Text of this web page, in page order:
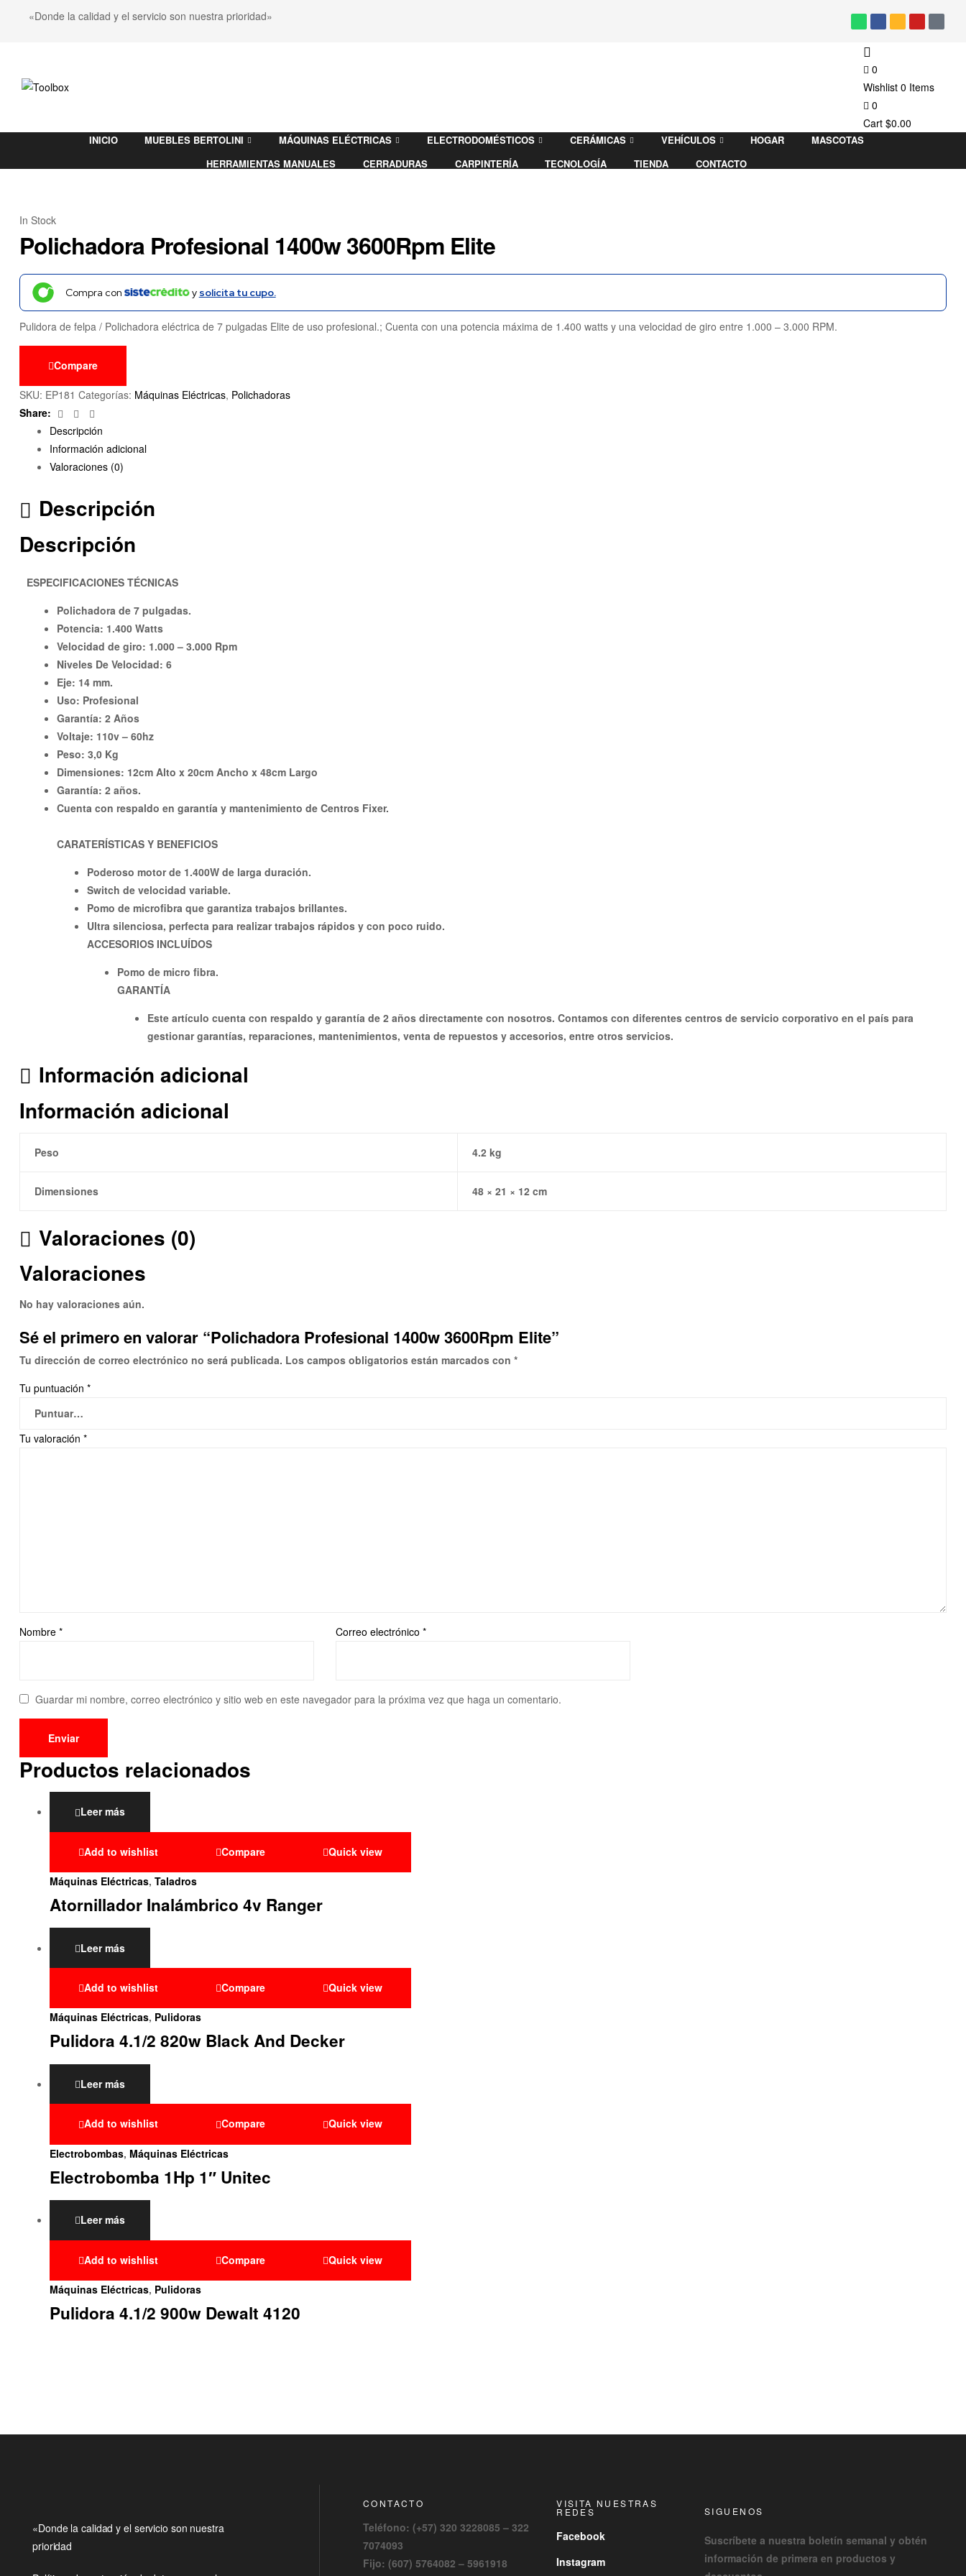
«Donde la calidad y el servicio son nuestra prioridad»
0
Wishlist 0 Items
0
Cart $0.00
INICIO MUEBLES BERTOLINI MÁQUINAS ELÉCTRICAS ELECTRODOMÉSTICOS CERÁMICAS VEHÍCULOS HOGAR
MASCOTAS
HERRAMIENTAS MANUALES
CERRADURAS CARPINTERÍA TECNOLOGÍA TIENDA CONTACTO
In Stock
Polichadora Profesional 1400w 3600Rpm Elite
Compra con y solicita tu cupo.
Pulidora de felpa / Polichadora eléctrica de 7 pulgadas Elite de uso profesional.; Cuenta con una potencia máxima de 1.400 watts y una velocidad de giro entre 1.000 – 3.000 RPM.
Compare
SKU: EP181 Categorías: Máquinas Eléctricas, Polichadoras
Share:
Facebook
Twitter
Descripción
Información adicional
Valoraciones (0)
Descripción
Descripción
ESPECIFICACIONES TÉCNICAS
Polichadora de 7 pulgadas.
Potencia: 1.400 Watts
Velocidad de giro: 1.000 – 3.000 Rpm
Niveles De Velocidad: 6
Eje: 14 mm.
Uso: Profesional
Garantía: 2 Años
Voltaje: 110v – 60hz
Peso: 3,0 Kg
Dimensiones: 12cm Alto x 20cm Ancho x 48cm Largo
Garantía: 2 años.
Cuenta con respaldo en garantía y mantenimiento de Centros Fixer.
CARATERÍSTICAS Y BENEFICIOS
Poderoso motor de 1.400W de larga duración.
Switch de velocidad variable.
Pomo de microfibra que garantiza trabajos brillantes.
Ultra silenciosa, perfecta para realizar trabajos rápidos y con poco ruido.
ACCESORIOS INCLUÍDOS
Pomo de micro fibra.
GARANTÍA
Este artículo cuenta con respaldo y garantía de 2 años directamente con nosotros. Contamos con diferentes centros de servicio corporativo en el país para
gestionar garantías, reparaciones, mantenimientos, venta de repuestos y accesorios, entre otros servicios.
Información adicional
Información adicional
Peso 4.2 kg
Dimensiones 48 × 21 × 12 cm
Valoraciones (0)
Valoraciones
No hay valoraciones aún.
Sé el primero en valorar “Polichadora Profesional 1400w 3600Rpm Elite”
Tu dirección de correo electrónico no será publicada. Los campos obligatorios están marcados con *
Tu puntuación *
Tu valoración *
Nombre * Correo electrónico *
Guardar mi nombre, correo electrónico y sitio web en este navegador para la próxima vez que haga un comentario.
Productos relacionados
Leer más
Add to wishlist Compare Quick view
Máquinas Eléctricas, Taladros
Atornillador Inalámbrico 4v Ranger
Leer más
Add to wishlist Compare Quick view
Máquinas Eléctricas, Pulidoras
Pulidora 4.1/2 820w Black And Decker
Leer más
Add to wishlist Compare Quick view
Electrobombas, Máquinas Eléctricas
Electrobomba 1Hp 1″ Unitec
Leer más
Add to wishlist Compare Quick view
Máquinas Eléctricas, Pulidoras
Pulidora 4.1/2 900w Dewalt 4120
«Donde la calidad y el servicio son nuestra
prioridad
CONTACTO
Teléfono: (+57) 320 3228085 – 322
7074093
Fijo: (607) 5764082 – 5961918
VISITA NUESTRAS
REDES
Facebook
Instagram
SIGUENOS
Suscríbete a nuestra boletín semanal y obtén
información de primera en productos y